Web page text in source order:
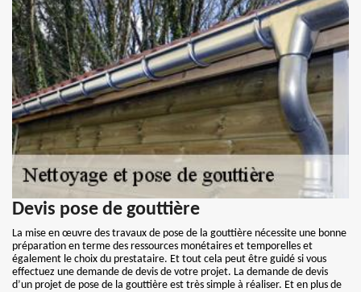
Devis pose de gouttière
La mise en œuvre des travaux de pose de la gouttière nécessite une bonne
préparation en terme des ressources monétaires et temporelles et
également le choix du prestataire. Et tout cela peut être guidé si vous
effectuez une demande de devis de votre projet. La demande de devis
d’un projet de pose de la gouttière est très simple à réaliser. Et en plus de